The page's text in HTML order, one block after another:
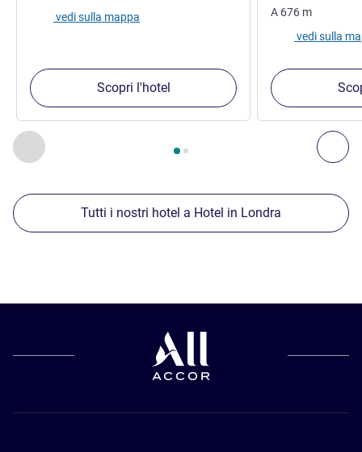
Precedente - Nostre ulteriori strutture nelle vicinanze
Pagina , Nostre ulteriori strutture nelle vicinanze 1 :,
vedi sulla mappa
Scopri l'hotel
A 676 m
vedi sulla
Tutti i nostri hotel a Hotel in Londra